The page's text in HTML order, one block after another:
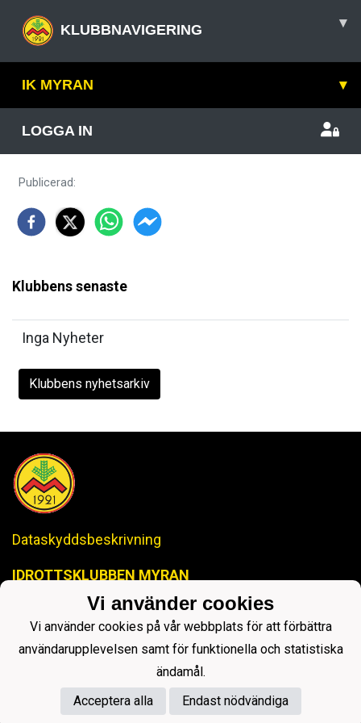
KLUBBNAVIGERING ▾
IK MYRAN ▾
LOGGA IN
Publicerad:
Klubbens senaste
Inga Nyheter
Klubbens nyhetsarkiv
Dataskyddsbeskrivning
IDROTTSKLUBBEN MYRAN
ikmyranjopox@gmail.com
Powered by
Vi använder cookies
Vi använder cookies på vår webbplats för att förbättra
användarupplevelsen samt för funktionella och statistiska
ändamål.
Acceptera alla
Endast nödvändiga